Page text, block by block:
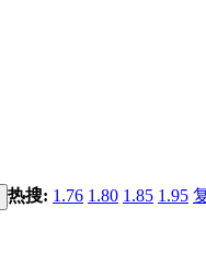
热搜: 1.76 1.80 1.85 1.95